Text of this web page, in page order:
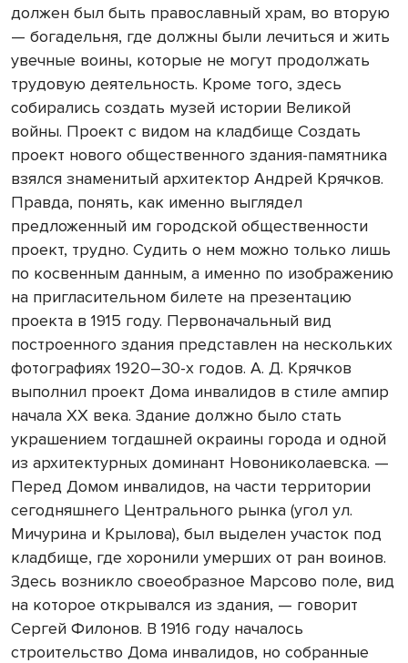
должен был быть православный храм, во вторую
— богадельня, где должны были лечиться и жить
увечные воины, которые не могут продолжать
трудовую деятельность. Кроме того, здесь
собирались создать музей истории Великой
войны. Проект с видом на кладбище Создать
проект нового общественного здания-памятника
взялся знаменитый архитектор Андрей Крячков.
Правда, понять, как именно выглядел
предложенный им городской общественности
проект, трудно. Судить о нем можно только лишь
по косвенным данным, а именно по изображению
на пригласительном билете на презентацию
проекта в 1915 году. Первоначальный вид
построенного здания представлен на нескольких
фотографиях 1920–30-х годов. А. Д. Крячков
выполнил проект Дома инвалидов в стиле ампир
начала XX века. Здание должно было стать
украшением тогдашней окраины города и одной
из архитектурных доминант Новониколаевска. —
Перед Домом инвалидов, на части территории
сегодняшнего Центрального рынка (угол ул.
Мичурина и Крылова), был выделен участок под
кладбище, где хоронили умерших от ран воинов.
Здесь возникло свое­образное Марсово поле, вид
на которое открывался из здания, — говорит
Сергей Филонов. В 1916 году началось
строительство Дома инвалидов, но собранные